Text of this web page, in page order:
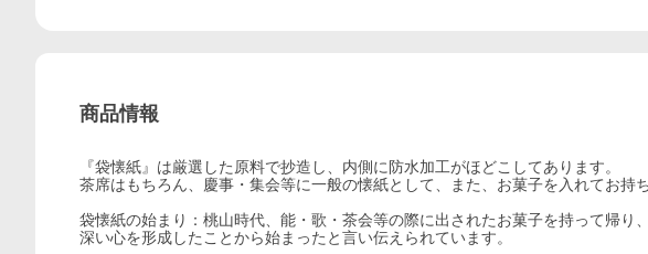
商品情報
『袋懐紙』は厳選した原料で抄造し、内側に防水加工がほどこしてあります。
茶席はもちろん、慶事・集会等に一般の懐紙として、また、お菓子を入れてお持
袋懐紙の始まり：桃山時代、能・歌・茶会等の際に出されたお菓子を持って帰り
深い心を形成したことから始まったと言い伝えられています。